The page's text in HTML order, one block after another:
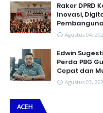
Raker DPRD
Inovasi,
Agustus 04,
Edwin
Perda PBG
Cepat dan
Agustus 03,
ACEH